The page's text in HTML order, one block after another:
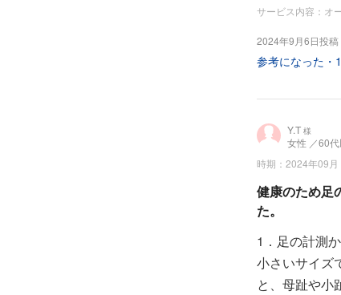
サービス内容：オ
2024年9月6日投稿
参考になった・ 1
Y.T 様
女性 ／60
時期：2024年09月
健康のため足
た。
1．足の計測
小さいサイズ
と、母趾や小